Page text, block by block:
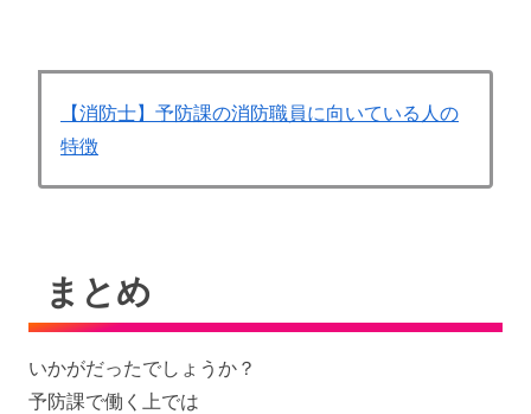
【消防士】予防課の消防職員に向いている人の
特徴
まとめ
いかがだったでしょうか？
予防課で働く上では